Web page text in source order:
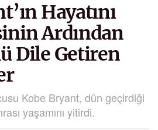
Hayatını
Ardından
Dile Getiren
Kobe Bryant, dün geçirdiği
yaşamını yitirdi.